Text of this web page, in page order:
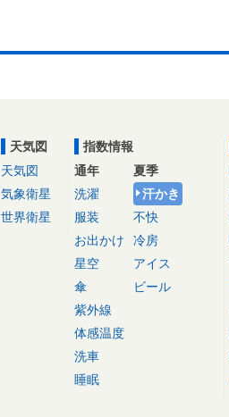
天気図
天気図
気象衛星
世界衛星
指数情報
通年
洗濯
服装
お出かけ
星空
傘
紫外線
体感温度
洗車
睡眠
夏季
汗かき
不快
冷房
アイス
ビール